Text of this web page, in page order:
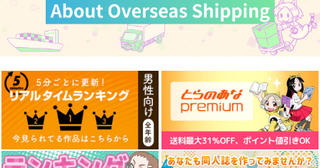
カート